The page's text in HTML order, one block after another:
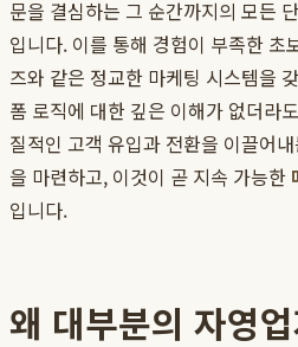
문을 결심하는 그 순간까지의 모든
입니다. 이를 통해 경험이 부족한 초
즈와 같은 정교한 마케팅 시스템을
폼 로직에 대한 깊은 이해가 없더라
질적인 고객 유입과 전환을 이끌어
을 마련하고, 이것이 곧 지속 가능한
입니다.
왜 대부분의 자영